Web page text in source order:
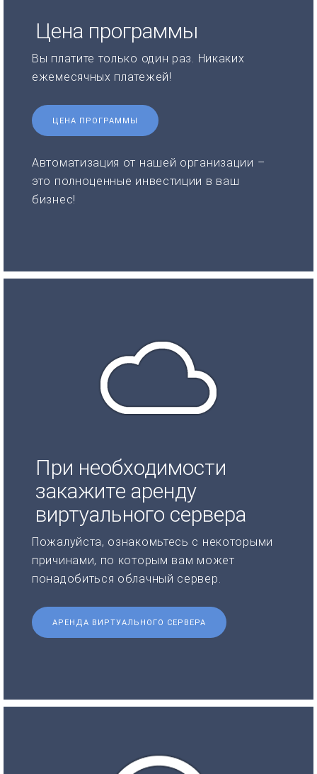
Цена программы
Вы платите только один раз. Никаких
ежемесячных платежей!
ЦЕНА ПРОГРАММЫ
Автоматизация от нашей организации –
это полноценные инвестиции в ваш
бизнес!
При необходимости
закажите аренду
виртуального сервера
Пожалуйста, ознакомьтесь с некоторыми
причинами, по которым вам может
понадобиться облачный сервер.
АРЕНДА ВИРТУАЛЬНОГО СЕРВЕРА